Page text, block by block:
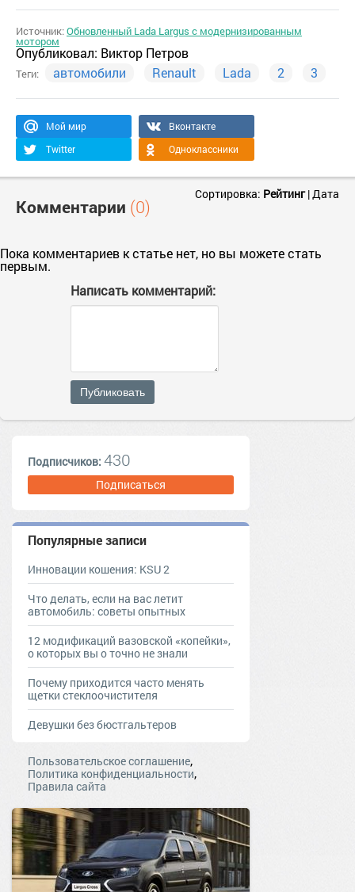
Источник:Обновленный Lada Largus с модернизированным
мотором
Опубликовал: Виктор Петров
Теги: автомобили Renault Lada 2 3
Мой мир
Вконтакте
Twitter
Одноклассники
Комментарии (0)
Сортировка: Рейтинг|Дата
Пока комментариев к статье нет, но вы можете стать
первым.
Написать комментарий:
Публиковать
Подписчиков: 430
Подписаться
Популярные записи
Инновации кошения: KSU 2
Что делать, если на вас летит
автомобиль: советы опытных
12 модификаций вазовской «копейки»,
о которых вы о точно не знали
Почему приходится часто менять
щетки стеклоочистителя
Девушки без бюстгальтеров
Пользовательское соглашение,
Политика конфиденциальности,
Правила сайта